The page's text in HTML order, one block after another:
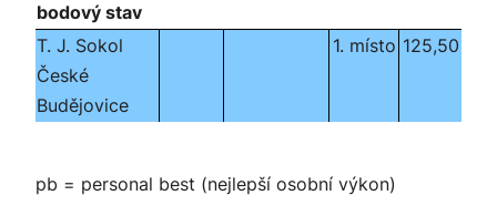
bodový stav
T. J. Sokol
České
Budějovice
1. místo 125,50
pb = personal best (nejlepší osobní výkon)